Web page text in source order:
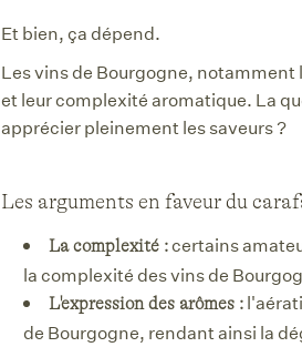
Et bien, ça dépend.
Les vins de Bourgogne, notamment
et leur complexité aromatique. La
apprécier pleinement les saveurs ?
Les arguments en faveur du
La complexité :certains
la complexité des vins de
L'expression des arômes :
de Bourgogne, rendant ainsi la